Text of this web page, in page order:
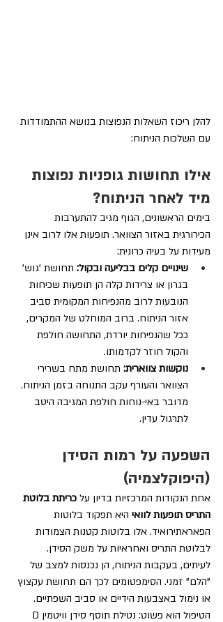
להלן ריכוז השאלות הנפוצות בנושא ההתמודדות
עם השלכות הניתוח:
אילו תחושות גופניות נפוצות
מיד לאחר הניתוח?
בימים הראשונים, הגוף מגיב להתערבות
הכירורגית באזור הצוואר. תופעות אלו לרוב אינן
מעידות על בעיה כרונית:
שינויים קלים בבליעה ובקול: תחושת 'גוש'
בגרון או צרידות קלה הן תופעות שכיחות
הנובעות לרוב מהנפיחות המקומית סביב
אזור הניתוח. ברוב המוחלט של המקרים,
ככל שהנפיחות יורדת, התחושה חולפת
והקול חוזר לקדמותו.
נוקשות צווארית: תחושת מתח בשרירי
הצוואר והעורף עקב התנוחה בזמן הניתוח.
מדובר באי-נוחות חולפת המגיבה היטב
לתרגול עדין.
השפעה על רמות הסידן
(היפוקלצמיה)
אחת הנקודות המרכזיות בדיון על כריתת בלוטת
התריס תופעות לוואי היא תפקוד בלוטות
הפאראתירואיד. אלו בלוטות קטנות הצמודות
לבלוטת התריס ואחראיות על משק הסידן.
לעיתים, בעקבות הניתוח, הן נכנסות למצב של
"הלם" זמני. הסימפטומים לכך הם תחושת עקצוץ
או נימול באצבעות הידיים או סביב השפתיים.